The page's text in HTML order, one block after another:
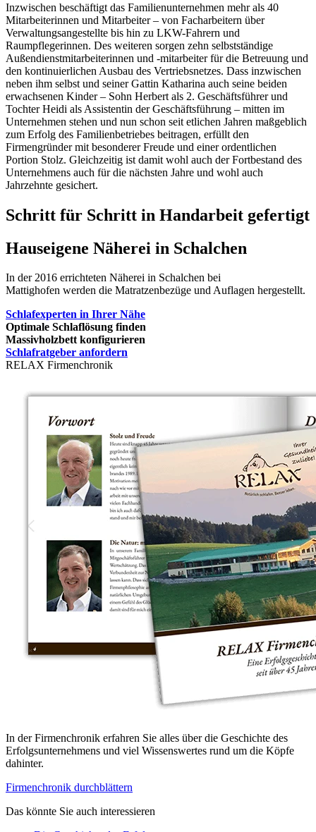
Inzwischen beschäftigt das Familienunternehmen mehr als 40
Mitarbeiterinnen und Mitarbeiter – von Facharbeitern über
Verwaltungsangestellte bis hin zu LKW-Fahrern und
Raumpflegerinnen. Des weiteren sorgen zehn selbstständige
Außendienstmitarbeiterinnen und -mitarbeiter für die Betreuung und
den kontinuierlichen Ausbau des Vertriebsnetzes. Dass inzwischen
neben ihm selbst und seiner Gattin Katharina auch seine beiden
erwachsenen Kinder – Sohn Herbert als 2. Geschäftsführer und
Tochter Heidi als Assistentin der Geschäftsführung – mitten im
Unternehmen stehen und nun schon seit etlichen Jahren maßgeblich
zum Erfolg des Familienbetriebes beitragen, erfüllt den
Firmengründer mit besonderer Freude und einer ordentlichen
Portion Stolz. Gleichzeitig ist damit wohl auch der Fortbestand des
Unternehmens auch für die nächsten Jahre und wohl auch
Jahrzehnte gesichert.
Schritt für Schritt in Handarbeit gefertigt
Hauseigene Näherei in Schalchen
In der 2016 errichteten Näherei in Schalchen bei
Mattighofen werden die Matratzenbezüge und Auflagen hergestellt.
Schlafexperten in Ihrer Nähe
Optimale Schlaflösung finden
Massivholzbett konfigurieren
Schlafratgeber anfordern
RELAX Firmenchronik
In der Firmenchronik erfahren Sie alles über die Geschichte des
Erfolgsunternehmens und viel Wissenswertes rund um die Köpfe
dahinter.
Firmenchronik durchblättern
Das könnte Sie auch interessieren